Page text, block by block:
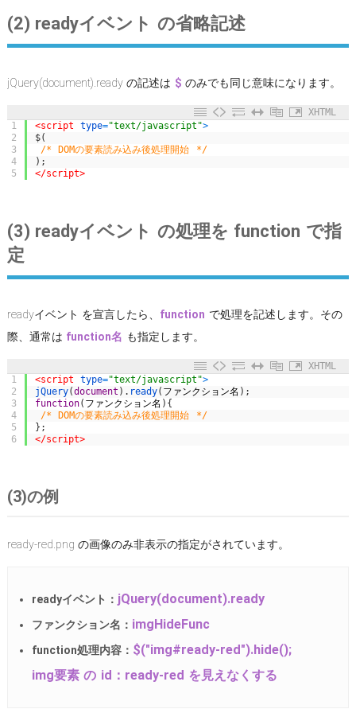
(2) readyイベント の省略記述
jQuery(document).ready の記述は $ のみでも同じ意味になります。
XHTML
1
2
3
4
5
<script type="text/javascript">
$(
/* DOMの要素読み込み後処理開始 */
) ;
</script>
(3) readyイベント の処理を function で指
定
readyイベント を宣言したら、 function で処理を記述します。その
際、通常は function名 も指定します。
XHTML
1
2
3
4
5
6
<script type="text/javascript">
jQuery(document ) . ready( ファンクション名 ) ;
function( ファンクション名 ) {
/* DOMの要素読み込み後処理開始 */
} ;
</script>
(3)の例
ready-red.png の画像のみ非表示の指定がされています。
readyイベント： jQuery(document).ready
ファンクション名： imgHideFunc
function処理内容： $("img#ready-red").hide();
img要素 の id：ready-red を見えなくする